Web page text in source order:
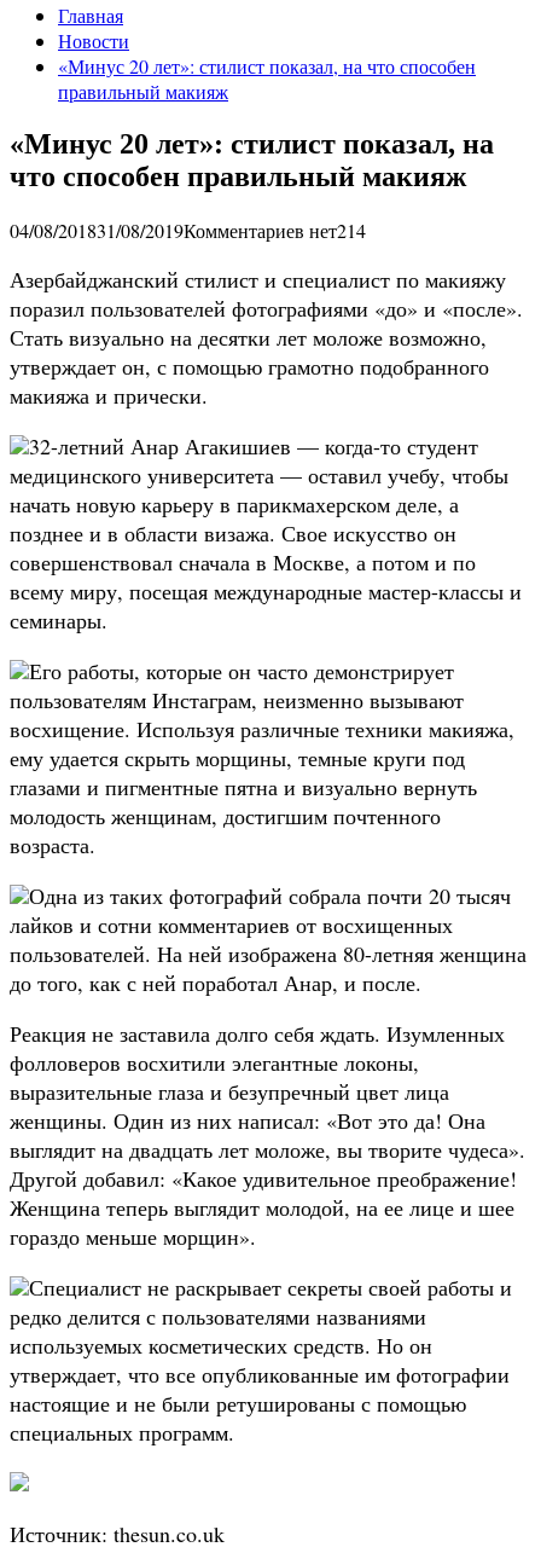
Главная
Новости
«Минус 20 лет»: стилист показал, на что способен
правильный макияж
«Минус 20 лет»: стилист показал, на
что способен правильный макияж
04/08/201831/08/2019Комментариев нет214
Азербайджанский стилист и специалист по макияжу
поразил пользователей фотографиями «до» и «после».
Стать визуально на десятки лет моложе возможно,
утверждает он, с помощью грамотно подобранного
макияжа и прически.
32-летний Анар Агакишиев — когда-то студент
медицинского университета — оставил учебу, чтобы
начать новую карьеру в парикмахерском деле, а
позднее и в области визажа. Свое искусство он
совершенствовал сначала в Москве, а потом и по
всему миру, посещая международные мастер-классы и
семинары.
Его работы, которые он часто демонстрирует
пользователям Инстаграм, неизменно вызывают
восхищение. Используя различные техники макияжа,
ему удается скрыть морщины, темные круги под
глазами и пигментные пятна и визуально вернуть
молодость женщинам, достигшим почтенного
возраста.
Одна из таких фотографий собрала почти 20 тысяч
лайков и сотни комментариев от восхищенных
пользователей. На ней изображена 80-летняя женщина
до того, как с ней поработал Анар, и после.
Реакция не заставила долго себя ждать. Изумленных
фолловеров восхитили элегантные локоны,
выразительные глаза и безупречный цвет лица
женщины. Один из них написал: «Вот это да! Она
выглядит на двадцать лет моложе, вы творите чудеса».
Другой добавил: «Какое удивительное преображение!
Женщина теперь выглядит молодой, на ее лице и шее
гораздо меньше морщин».
Специалист не раскрывает секреты своей работы и
редко делится с пользователями названиями
используемых косметических средств. Но он
утверждает, что все опубликованные им фотографии
настоящие и не были ретушированы с помощью
специальных программ.
Источник: thesun.co.uk